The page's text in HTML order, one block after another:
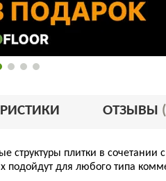
ОТЗЫВЫ
структуры плитки в
подойдут для любого типа